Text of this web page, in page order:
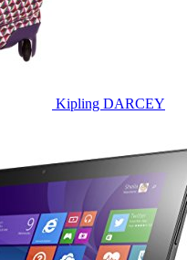
Kipling DARCEY